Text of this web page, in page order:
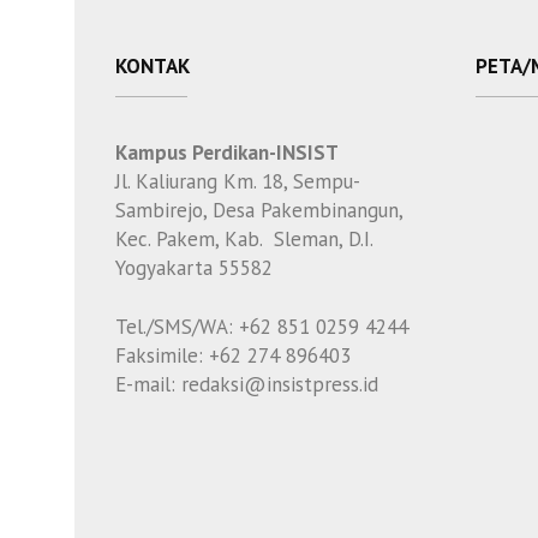
KONTAK
Kampus Perdikan-INSIST
Jl. Kaliurang Km. 18, Sempu-
Sambirejo, Desa Pakembinangun,
Kec. Pakem, Kab. Sleman, D.I.
Yogyakarta 55582
Tel./SMS/WA: +62 851 0259 4244
Faksimile: +62 274 896403
E-mail: redaksi@insistpress.id
PETA/